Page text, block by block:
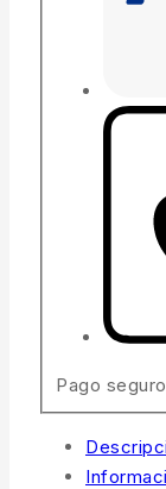
Pago